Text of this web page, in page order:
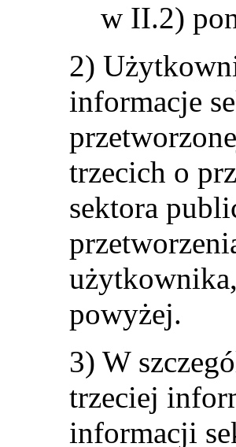
w II.2)
2)
informacje
trzecich o
sektora
powyżej.
3) W
trzeciej
informacji